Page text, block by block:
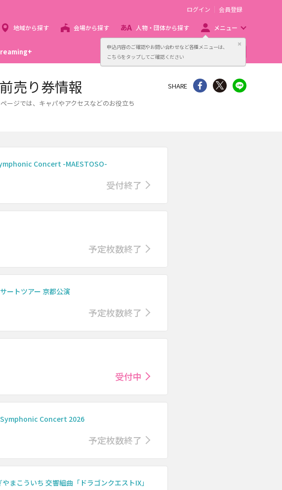
申込内容のご確認やお問い合わせなど各種メニューは、
こちらをタップしてご確認ください
閉じる
ログイン 会員登録
地域から探す 会場から探す 人物・団体から探す メニュー
主催者向け販売サービス
売り券情報
ージでは、キャパやアクセスなどのお役立ち
SHARE シェア Twitter
Concert -MAESTOSO-
受付終了
予定枚数終了
ートツアー 京都公演
予定枚数終了
受付中
Concert 2026
予定枚数終了
まこういち 交響組曲「ドラゴンクエストIX」